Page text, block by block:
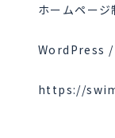
ホームペー
WordPress
https://